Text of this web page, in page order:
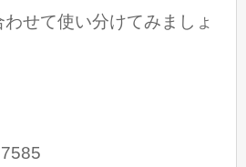
せて使い分けてみましょ